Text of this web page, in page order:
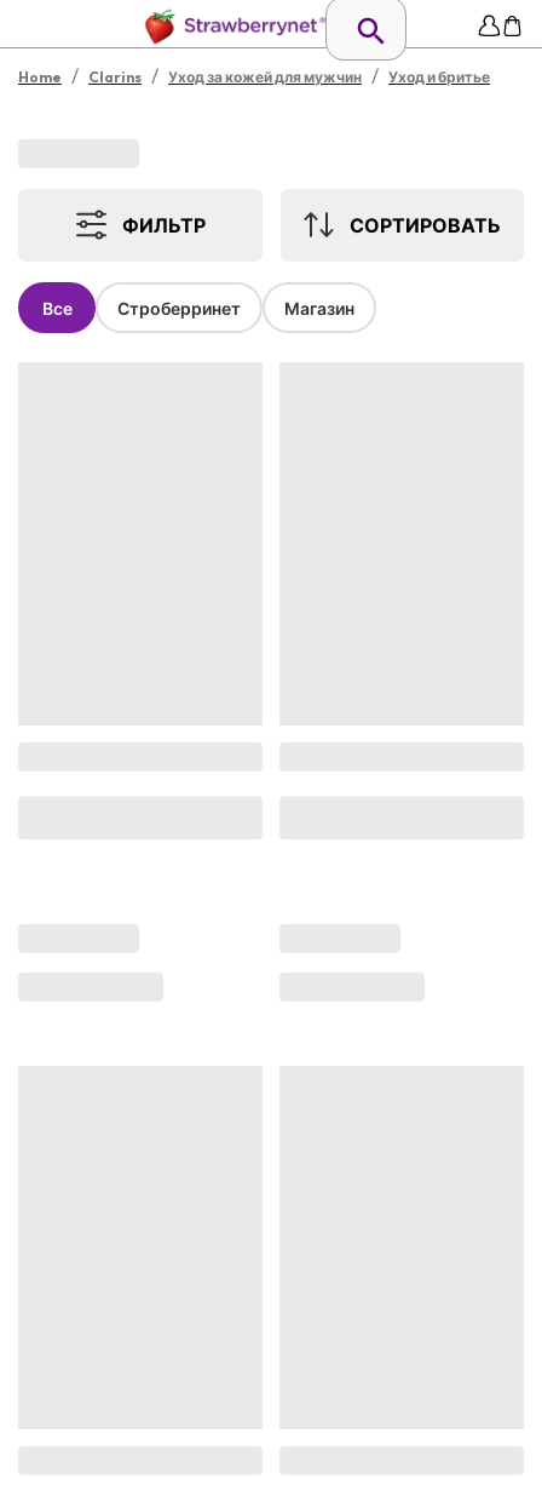
Home / Clarins / Уход за кожей для мужчин / Уход и бритье
ФИЛЬТР СОРТИРОВАТЬ
Все Строберринет Магазин